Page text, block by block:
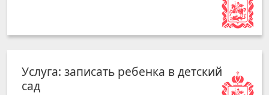
Услуга: записать ребенка в детский
сад